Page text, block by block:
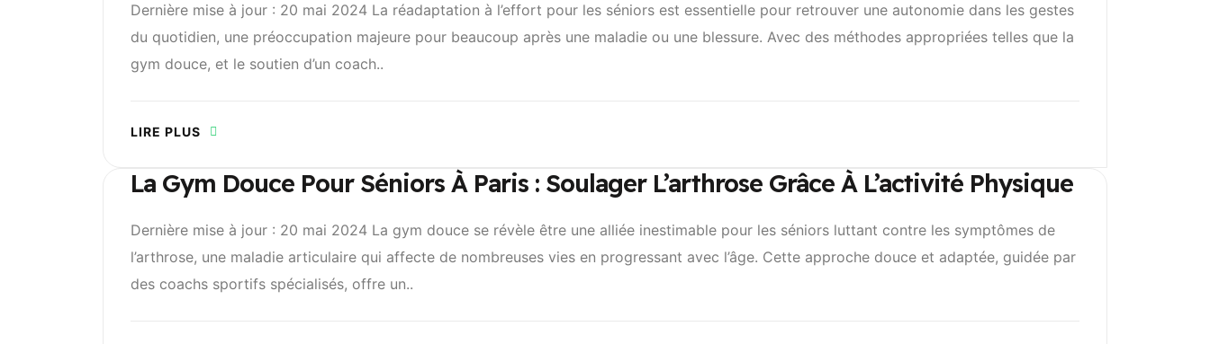
Dernière mise à jour : 20 mai 2024 La réadaptation à l’effort pour les séniors est essentielle pour retrouver une autonomie dans les gestes
du quotidien, une préoccupation majeure pour beaucoup après une maladie ou une blessure. Avec des méthodes appropriées telles que la
gym douce, et le soutien d’un coach..
LIRE PLUS
La Gym Douce Pour Séniors À Paris : Soulager L’arthrose Grâce À L’activité Physique
Dernière mise à jour : 20 mai 2024 La gym douce se révèle être une alliée inestimable pour les séniors luttant contre les symptômes de
l’arthrose, une maladie articulaire qui affecte de nombreuses vies en progressant avec l’âge. Cette approche douce et adaptée, guidée par
des coachs sportifs spécialisés, offre un..